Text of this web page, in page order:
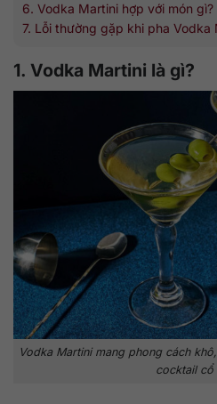
6. Vodka Martini hợp với món gì?
7. Lỗi thường gặp khi pha Vodka
1. Vodka Martini là gì?
Vodka Martini mang phong cách
cocktail cổ